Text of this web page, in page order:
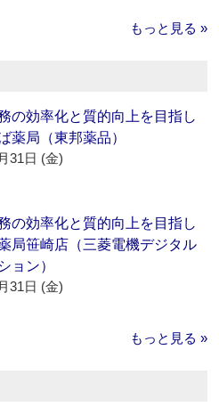
もっと見る »
の効率化と質的向上を目指し
薬局（東邦薬品）
31日 (金)
の効率化と質的向上を目指し
局笹崎店（三菱電機デジタル
ョン）
31日 (金)
もっと見る »